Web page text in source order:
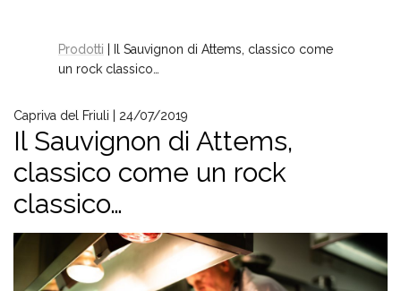
Prodotti | Il Sauvignon di Attems, classico come
un rock classico…
Capriva del Friuli | 24/07/2019
Il Sauvignon di Attems,
classico come un rock
classico…